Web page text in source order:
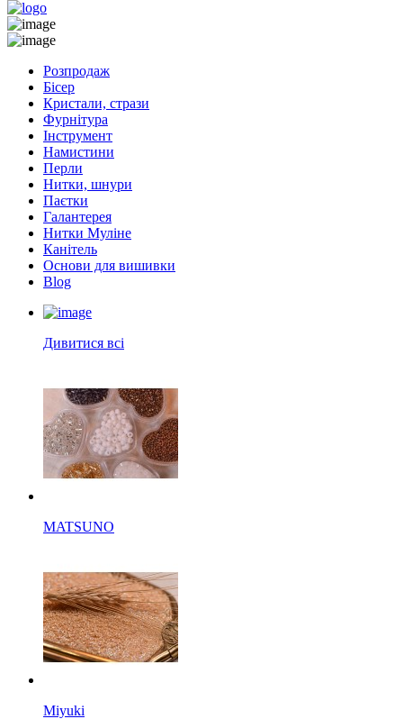
Розпродаж
Бісер
Кристали, стрази
Фурнітура
Інструмент
Намистини
Перли
Нитки, шнури
Паєтки
Галантерея
Нитки Муліне
Канітель
Основи для вишивки
Blog
Дивитися всі
MATSUNO
Miyuki